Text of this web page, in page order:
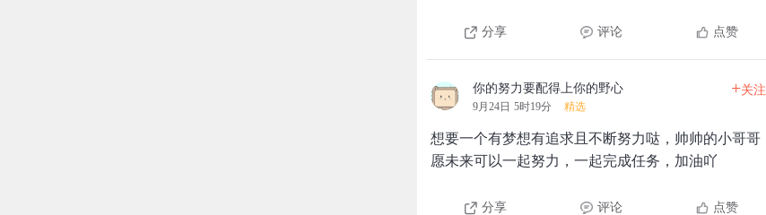
分享 评论 点赞
你的努力要配得上你的野心
9月24日 5时19分 精选
+关注
想要一个有梦想有追求且不断努力哒，帅帅的小哥哥
愿未来可以一起努力，一起完成任务，加油吖
分享 评论 点赞